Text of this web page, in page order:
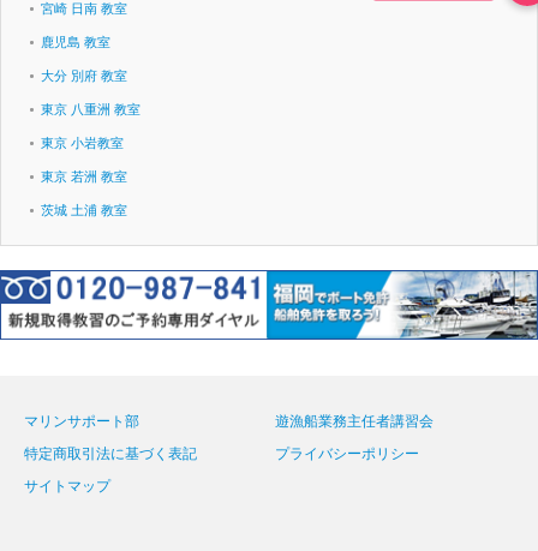
宮崎 日南 教室
鹿児島 教室
大分 別府 教室
東京 八重洲 教室
東京 小岩教室
東京 若洲 教室
茨城 土浦 教室
マリンサポート部
遊漁船業務主任者講習会
特定商取引法に基づく表記
プライバシーポリシー
サイトマップ